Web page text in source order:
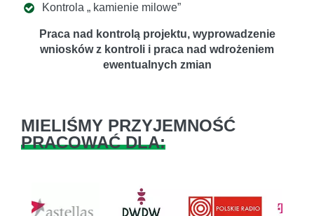
Kontrola „ kamienie milowe”
Praca nad kontrolą projektu, wyprowadzenie
wniosków z kontroli i praca nad wdrożeniem
ewentualnych zmian
MIELIŚMY PRZYJEMNOŚĆ
PRACOWAĆ DLA: